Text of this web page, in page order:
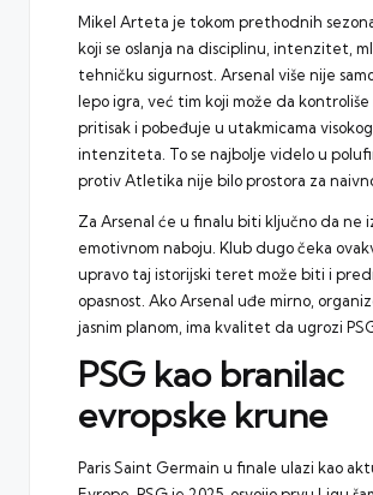
Mikel Arteta je tokom prethodnih
koji se oslanja na disciplinu, intenzitet,
tehničku sigurnost. Arsenal više nije
lepo igra, već tim koji može da
pritisak i pobeđuje u utakmicama visokog
intenziteta. To se najbolje videlo u
protiv Atletika nije bilo prostora za
Za Arsenal će u finalu biti ključno da ne
emotivnom naboju. Klub dugo čeka
upravo taj istorijski teret može biti i
opasnost. Ako Arsenal uđe mirno,
jasnim planom, ima kvalitet da ugrozi
PSG kao branilac
evropske krune
Paris Saint Germain u finale ulazi kao